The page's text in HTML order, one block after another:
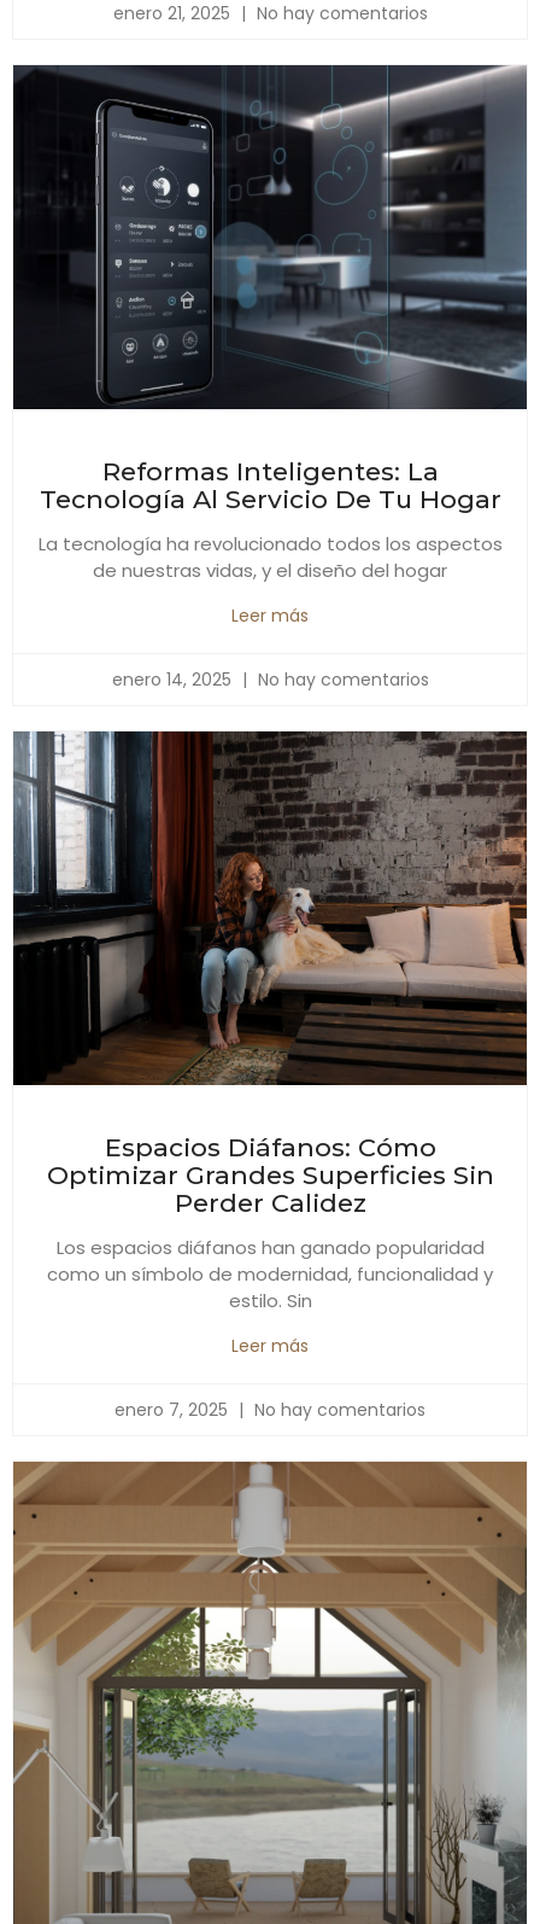
enero 21, 2025 No hay comentarios
Reformas Inteligentes: La
Tecnología Al Servicio De Tu Hogar
La tecnología ha revolucionado todos los aspectos
de nuestras vidas, y el diseño del hogar
Leer más
enero 14, 2025 No hay comentarios
Espacios Diáfanos: Cómo
Optimizar Grandes Superficies Sin
Perder Calidez
Los espacios diáfanos han ganado popularidad
como un símbolo de modernidad, funcionalidad y
estilo. Sin
Leer más
enero 7, 2025 No hay comentarios